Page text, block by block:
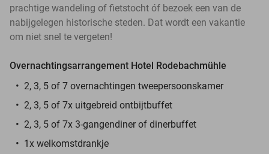
prachtige wandeling of fietstocht óf bezoek een van de
nabijgelegen historische steden. Dat wordt een vakantie
om niet snel te vergeten!
Overnachtingsarrangement Hotel Rodebachmühle
2, 3, 5 of 7 overnachtingen tweepersoonskamer
2, 3, 5 of 7x uitgebreid ontbijtbuffet
2, 3, 5 of 7x 3-gangendiner of dinerbuffet
1x welkomstdrankje